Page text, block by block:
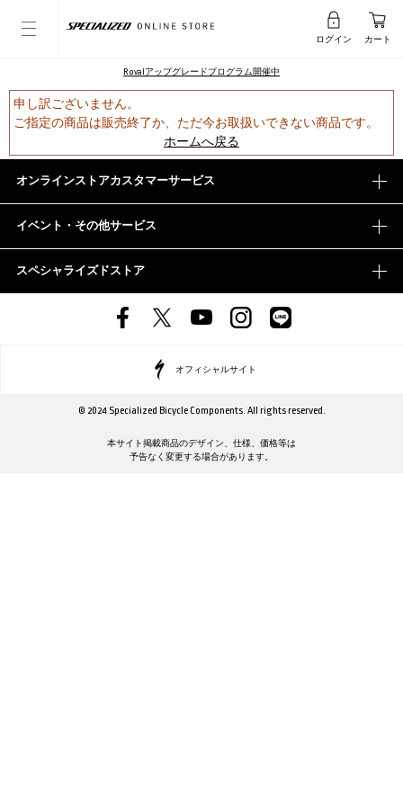
ログイン カート
Rovalアップグレードプログラム開催中
申し訳ございません。
ご指定の商品は販売終了か、ただ今お取扱いできない商品です。
ホームへ戻る
オンラインストアカスタマーサービス
イベント・その他サービス
スペシャライズドストア
オフィシャルサイト
© 2024 Specialized Bicycle Components. All rights reserved.
本サイト掲載商品のデザイン、仕様、価格等は
予告なく変更する場合があります。